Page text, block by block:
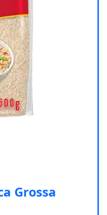
Grossa